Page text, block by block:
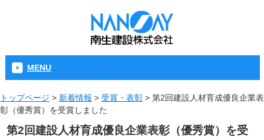
MENU
トップページ > 新着情報 > 受賞・表彰 > 第2回建設人材育成優良企業表
彰（優秀賞）を受賞しました
第2回建設人材育成優良企業表彰（優秀賞）を受